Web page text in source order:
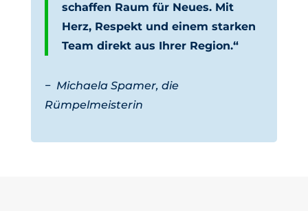
schaffen Raum für Neues. Mit
Herz, Respekt und einem starken
Team direkt aus Ihrer Region.“
− Michaela Spamer, die
Rümpelmeisterin